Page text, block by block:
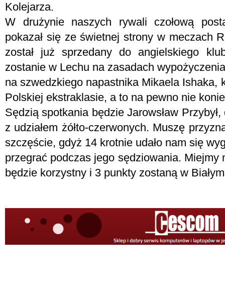
Kolejarza.
W drużynie naszych rywali czołową
pokazał się ze świetnej strony w meczach
został już sprzedany do angielskiego
zostanie w Lechu na zasadach
na szwedzkiego napastnika Mikaela Ishaka,
Polskiej ekstraklasie, a to na pewno nie
Sędzią spotkania będzie Jarowsław
z udziałem żółto-czerwonych. Muszę
szczęście, gdyż 14 krotnie udało nam się
przegrać podczas jego sędziowania.
będzie korzystny i 3 punkty zostaną w